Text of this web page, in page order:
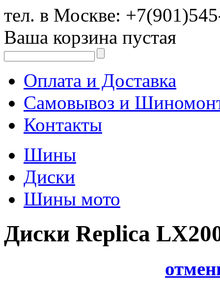
тел. в Москве:
Ваша корзина пустая
Оплата и Доставка
Самовывоз и
Контакты
Шины
Диски
Шины мото
Диски Replica